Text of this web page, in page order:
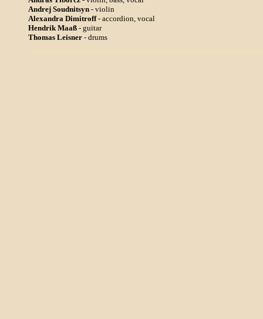
Andrej Soudnitsyn - violin
Alexandra Dimitroff- accordion, vocal
Hendrik Maaß - guitar
Thomas Leisner - drums